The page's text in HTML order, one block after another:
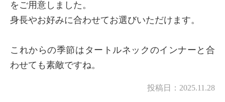
×
をご用意しました。
身長やお好みに合わせてお選びいただけます。
これからの季節はタートルネックのインナーと合
わせても素敵ですね。
投稿日： 2025.11.28